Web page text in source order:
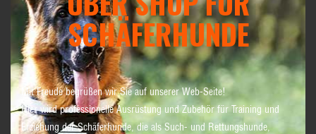
SCHÄFERHUNDE
Mit Freude begrüßen wir Sie auf unserer Web-Seite!
Hier wird professionelle Ausrüstung und Zubehör für Training und
Erziehung der Schäferhunde, die als Such- und Rettungshunde,